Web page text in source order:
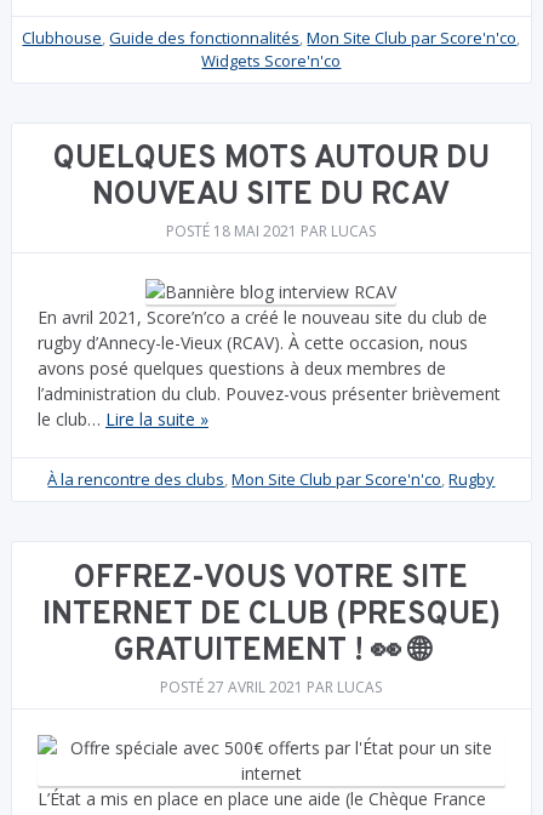
Clubhouse,Guide des fonctionnalités,Mon Site Club par Score'n'co,
Widgets Score'n'co
QUELQUES MOTS AUTOUR DU
NOUVEAU SITE DU RCAV
POSTÉ 18 MAI 2021 PAR LUCAS
En avril 2021, Score’n’co a créé le nouveau site du club de
rugby d’Annecy-le-Vieux (RCAV). À cette occasion, nous
avons posé quelques questions à deux membres de
l’administration du club. Pouvez-vous présenter brièvement
le club… Lire la suite »
À la rencontre des clubs,Mon Site Club par Score'n'co,Rugby
OFFREZ-VOUS VOTRE SITE
INTERNET DE CLUB (PRESQUE)
GRATUITEMENT ! 👀 🌐
POSTÉ27 AVRIL 2021 PAR LUCAS
L’État a mis en place en place une aide (le Chèque France